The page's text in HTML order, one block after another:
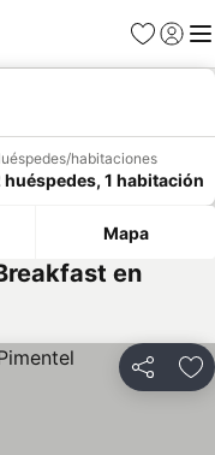
Favoritos
Iniciar
habitaciones
huéspedes, 1 habitación
Mapa
en
Compartir